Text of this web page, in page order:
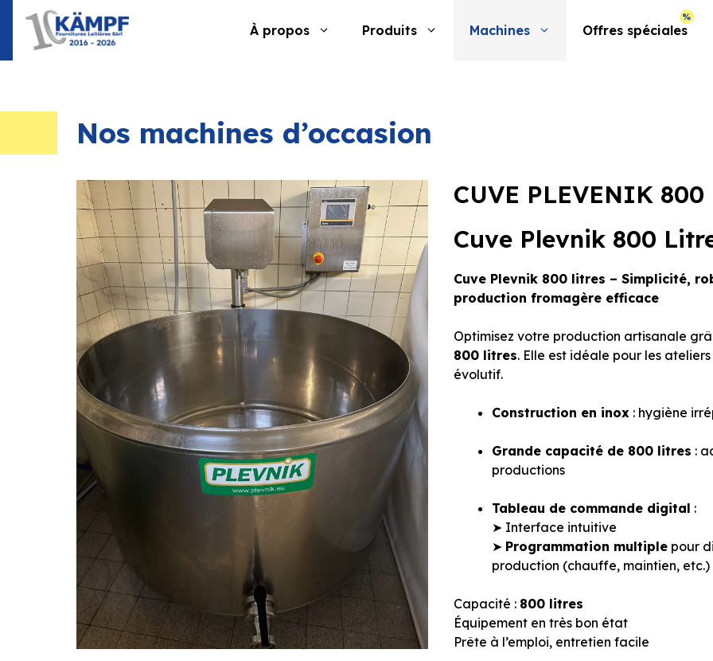
contenu
À propos Produits Machines Offres spéciales
Nos machines d’occasion
CUVE PLEVENIK 800
Cuve Plevnik 800
Cuve Plevnik 800 litres – Simplicité,
production fromagère efficace
Optimisez votre production artisanale
800 litres. Elle est idéale pour les
évolutif.
Construction en inox: hygiène
Grande capacité de 800 litres :
productions
Tableau de commande digital :
➤ Interface intuitive
➤ Programmation multiplepour
production (chauffe, maintien, etc.)
Capacité : 800 litres
Équipement en très bon état
Prête à l’emploi, entretien facile